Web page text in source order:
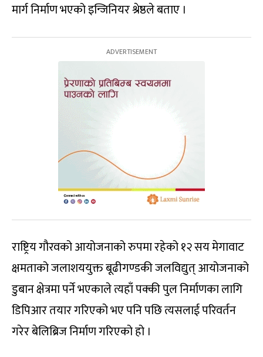
मार्ग निर्माण भएको इन्जिनियर श्रेष्ठले बताए ।
राष्ट्रिय गौरवको आयोजनाको रुपमा रहेको १२ सय मेगावाट
क्षमताको जलाशययुक्त बूढीगण्डकी जलविद्युत् आयोजनाको
डुबान क्षेत्रमा पर्ने भएकाले त्यहाँ पक्की पुल निर्माणका लागि
डिपिआर तयार गरिएको भए पनि पछि त्यसलाई परिवर्तन
गरेर बेलिब्रिज निर्माण गरिएको हो ।